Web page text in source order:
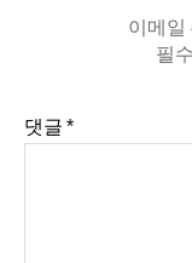
이메일
필
댓글*